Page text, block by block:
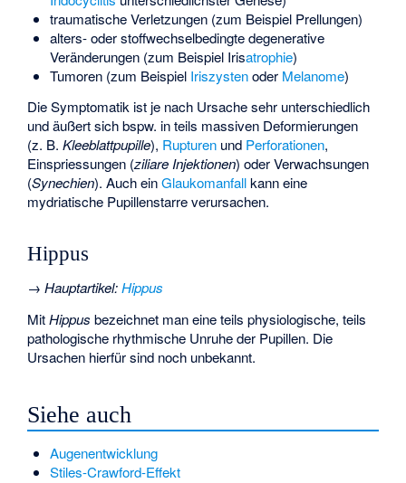
traumatische Verletzungen (zum Beispiel Prellungen)
alters- oder stoffwechselbedingte degenerative
Veränderungen (zum Beispiel Irisatrophie)
Tumoren (zum Beispiel Iriszystenoder Melanome)
Die Symptomatik ist je nach Ursache sehr unterschiedlich
und äußert sich bspw. in teils massiven Deformierungen
(z. B.Kleeblattpupille), Rupturen und Perforationen,
Einspriessungen (ziliare Injektionen) oder Verwachsungen
(Synechien). Auch einGlaukomanfallkann eine
mydriatische Pupillenstarre verursachen.
Hippus
→Hauptartikel:Hippus
MitHippus bezeichnet man eine teils physiologische, teils
pathologische rhythmische Unruhe der Pupillen. Die
Ursachen hierfür sind noch unbekannt.
Siehe auch
Augenentwicklung
Stiles-Crawford-Effekt